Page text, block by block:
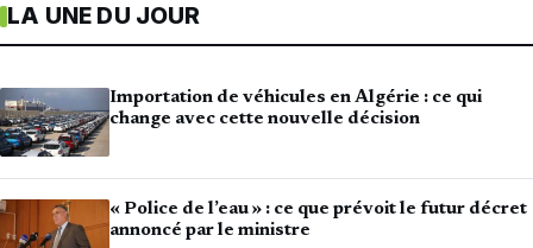
LA UNE DU JOUR
Importation de véhicules en Algérie : ce qui
change avec cette nouvelle décision
« Police de l’eau » : ce que prévoit le futur décret
annoncé par le ministre